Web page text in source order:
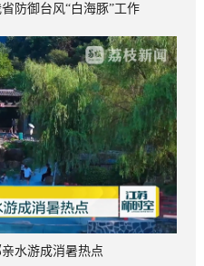
防御台风“白海豚”工作
水游成消暑热点